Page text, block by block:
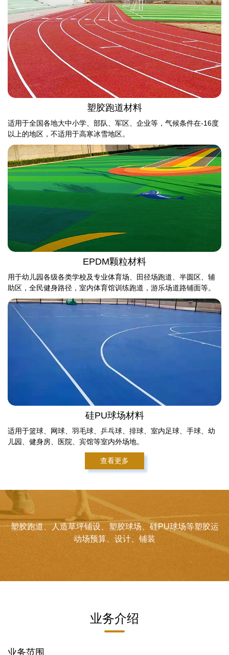
塑胶跑道材料
适用于全国各地大中小学、部队、军区、企业等，气候条件在-16度
以上的地区，不适用于高寒冰雪地区。
EPDM颗粒材料
用于幼儿园各级各类学校及专业体育场、田径场跑道、半圆区、辅
助区，全民健身路径，室内体育馆训练跑道，游乐场道路铺面等。
硅PU球场材料
适用于篮球、网球、羽毛球、乒乓球、排球、室内足球、手球、幼
儿园、健身房、医院、宾馆等室内外场地。
查看更多
塑胶跑道、人造草坪铺设、塑胶球场、硅PU球场等塑胶运
动场预算、设计、铺装
业务介绍
业务范围